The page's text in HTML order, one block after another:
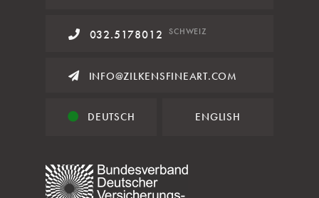
032.5178012 SCHWEIZ
INFO@ZILKENSFINEART.COM
DEUTSCH ENGLISH